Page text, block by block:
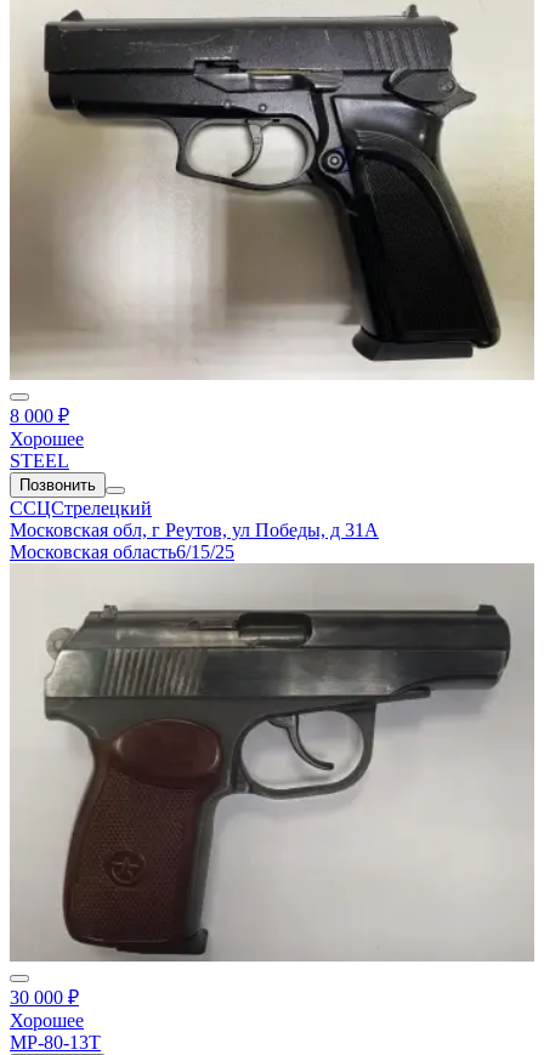
8 000 ₽
Хорошее
STEEL
Позвонить
ССЦСтрелецкий
Московская обл, г Реутов, ул Победы, д 31А
Московская область6/15/25
30 000 ₽
Хорошее
МР-80-13Т